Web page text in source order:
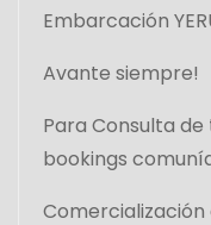
Embarcación
Avante siempre!
Para Consulta
bookings